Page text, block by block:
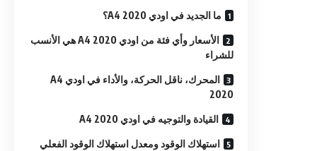
ما الجديد في اودي A4 2020؟
الأسعار وأي فئة من اودي A4 2020 هي الأنسب
للشراء
المحرك، ناقل الحركة، والأداء في اودي A4
2020
القيادة والتوجيه في اودي A4 2020
استهلاك الوقود ومعدل استهلاك الوقود الفعلي